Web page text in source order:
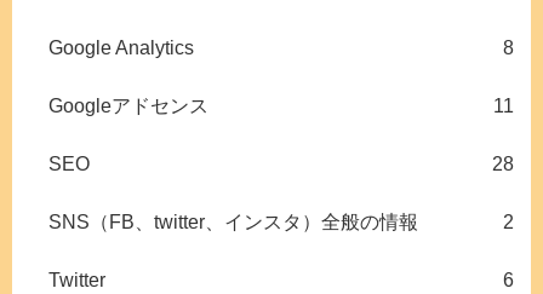
Google Analytics 8
Googleアドセンス 11
SEO 28
SNS（FB、twitter、インスタ）全般の情報 2
Twitter 6